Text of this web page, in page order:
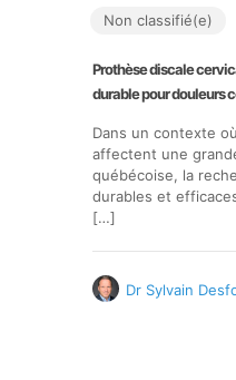
Non classifié(e)
Prothèse discale
durable pour douleurs
Dans un contexte
affectent une
québécoise, la
durables et
[…]
Dr Sylvain